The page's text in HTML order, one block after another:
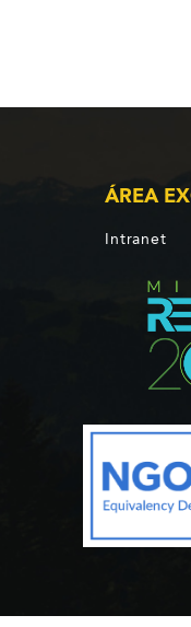
ÁREA
Intranet